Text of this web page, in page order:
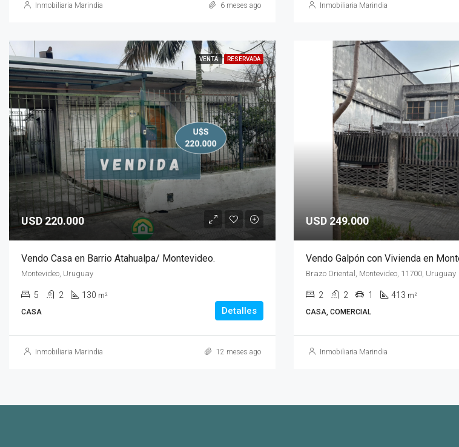
Inmobiliaria Marindia 6 meses ago Inmobiliaria Marindia
VENTA RESERVADA
USD 220.000
Vendo Casa en Barrio Atahualpa/ Montevideo.
Montevideo, Uruguay
5 2 130 m²
CASA
Detalles
Inmobiliaria Marindia 12 meses ago
USD 249.000
Vendo Galpón con Vivienda en
Brazo Oriental, Montevideo, 11700, Uruguay
2 2 1 413 m²
CASA, COMERCIAL
Inmobiliaria Marindia